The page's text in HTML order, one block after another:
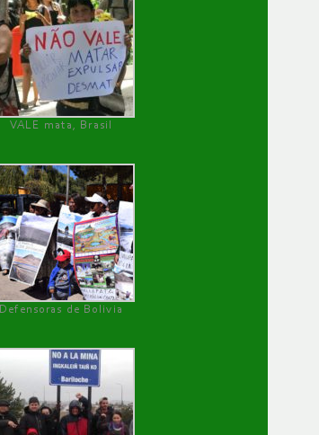
VALE mata, Brasil
Defensoras de Bolivia